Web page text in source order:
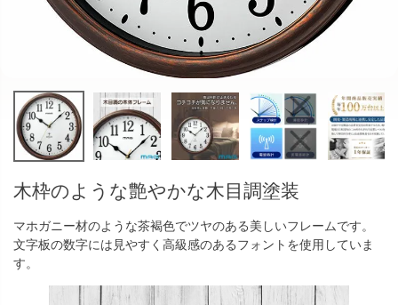
木枠のような艶やかな木目調塗装
マホガニー材のような茶褐色でツヤのある美しいフレームです。
文字板の数字には見やすく高級感のあるフォントを使用していま
す。